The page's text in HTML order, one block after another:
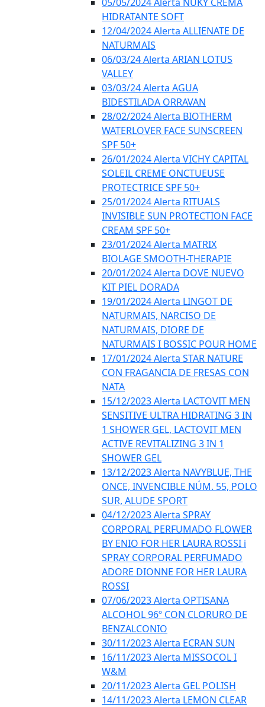
HIDRATANTE SOFT
12/04/2024 Alerta ALLIENATE DE
NATURMAIS
06/03/24 Alerta ARIAN LOTUS
VALLEY
03/03/24 Alerta AGUA
BIDESTILADA ORRAVAN
28/02/2024 Alerta BIOTHERM
WATERLOVER FACE SUNSCREEN
SPF 50+
26/01/2024 Alerta VICHY CAPITAL
SOLEIL CREME ONCTUEUSE
PROTECTRICE SPF 50+
25/01/2024 Alerta RITUALS
INVISIBLE SUN PROTECTION FACE
CREAM SPF 50+
23/01/2024 Alerta MATRIX
BIOLAGE SMOOTH-THERAPIE
20/01/2024 Alerta DOVE NUEVO
KIT PIEL DORADA
19/01/2024 Alerta LINGOT DE
NATURMAIS, NARCISO DE
NATURMAIS, DIORE DE
NATURMAIS I BOSSIC POUR HOME
17/01/2024 Alerta STAR NATURE
CON FRAGANCIA DE FRESAS CON
NATA
15/12/2023 Alerta LACTOVIT MEN
SENSITIVE ULTRA HIDRATING 3 IN
1 SHOWER GEL, LACTOVIT MEN
ACTIVE REVITALIZING 3 IN 1
SHOWER GEL
13/12/2023 Alerta NAVYBLUE, THE
ONCE, INVENCIBLE NÚM. 55, POLO
SUR, ALUDE SPORT
04/12/2023 Alerta SPRAY
CORPORAL PERFUMADO FLOWER
BY ENIO FOR HER LAURA ROSSI i
SPRAY CORPORAL PERFUMADO
ADORE DIONNE FOR HER LAURA
ROSSI
07/06/2023 Alerta OPTISANA
ALCOHOL 96º CON CLORURO DE
BENZALCONIO
30/11/2023 Alerta ECRAN SUN
16/11/2023 Alerta MISSOCOL I
W&M
20/11/2023 Alerta GEL POLISH
14/11/2023 Alerta LEMON CLEAR